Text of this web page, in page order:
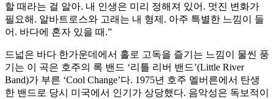
할 때라는 걸 알아. 내 인생은 미리 정해져 있어. 멋진 변화가
필요해. 알바트로스와 고래는 내 형제. 아주 특별한 느낌이 들
어. 바다에 혼자 있을 때.”
드넓은 바다 한가운데에서 홀로 고독을 즐기는 느낌이 물씬 풍
기는 이 곡은 호주의 록 밴드 ‘리틀 리버 밴드’(Little River
Band)가 부른 ‘Cool Change’다. 1975년 호주 멜버른에서 탄생
한 밴드로 당시 미국에서 인기가 상당했다. 음악성은 독보적이